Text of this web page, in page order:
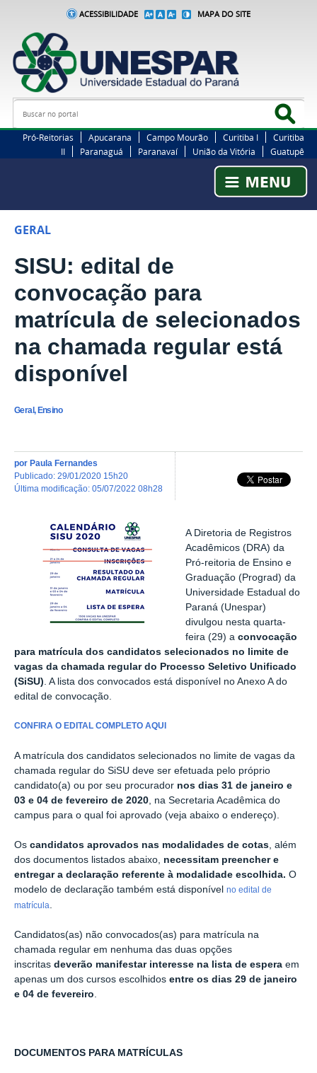
ACESSIBILIDADE MAPA DO SITE
Busca
Pró-Reitorias Apucarana Campo Mourão Curitiba I
Curitiba
II
Paranaguá Paranavaí União da Vitória Guatupê
GERAL
SISU: edital de
convocação para
matrícula de selecionados
na chamada regular está
disponível
Geral, Ensino
por Paula Fernandes
publicado: 29/01/2020 15h20
última modificação: 05/07/2022 08h28
A Diretoria de Registros
Acadêmicos (DRA) da
Pró-reitoria de Ensino e
Graduação (Prograd) da
Universidade Estadual do
Paraná (Unespar)
divulgou nesta quarta-
feira (29) aconvocação
para matrícula dos candidatos selecionados no limite de
vagas da chamada regular do Processo Seletivo Unificado
(SiSU) . A lista dos convocados está disponível no Anexo A do
edital de convocação.
CONFIRA O EDITAL COMPLETO AQUI
A matrícula dos candidatos selecionados no limite de vagas da
chamada regular do SiSU deve ser efetuada pelo próprio
candidato(a) ou por seu procurador nos dias 31 de janeiro e
03 e 04 de fevereiro de 2020, na Secretaria Acadêmica do
campus para o qual foi aprovado (veja abaixo o endereço).
Os candidatos aprovados nas modalidades de cotas , além
dos documentos listados abaixo, necessitam preencher e
entregar a declaração referente à modalidade escolhida. O
modelo de declaração também está disponível no edital de
matrícula
Candidatos(as) não convocados(as) para matrícula na
chamada regular em nenhuma das duas opções
inscritas deverão manifestar interesse na lista de espera em
apenas um dos cursos escolhidos entre os dias 29 de janeiro
e 04 de fevereiro.
DOCUMENTOS PARA MATRÍCULAS